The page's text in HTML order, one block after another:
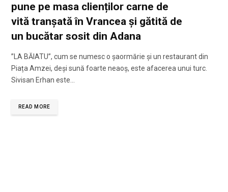
pune pe masa clienților carne de
vită tranșată în Vrancea și gătită de
un bucătar sosit din Adana
”LA BĂIATU”, cum se numesc o șaormărie și un restaurant din
Piața Amzei, deși sună foarte neaoș, este afacerea unui turc.
Sivisan Erhan este…
READ MORE